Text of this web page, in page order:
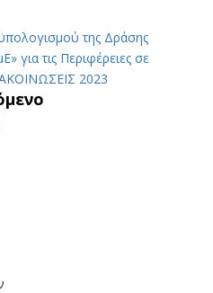
της Δράσης
για τις Περιφέρειες σε
2023